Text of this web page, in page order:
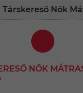
Társkereső Nők
NŐK